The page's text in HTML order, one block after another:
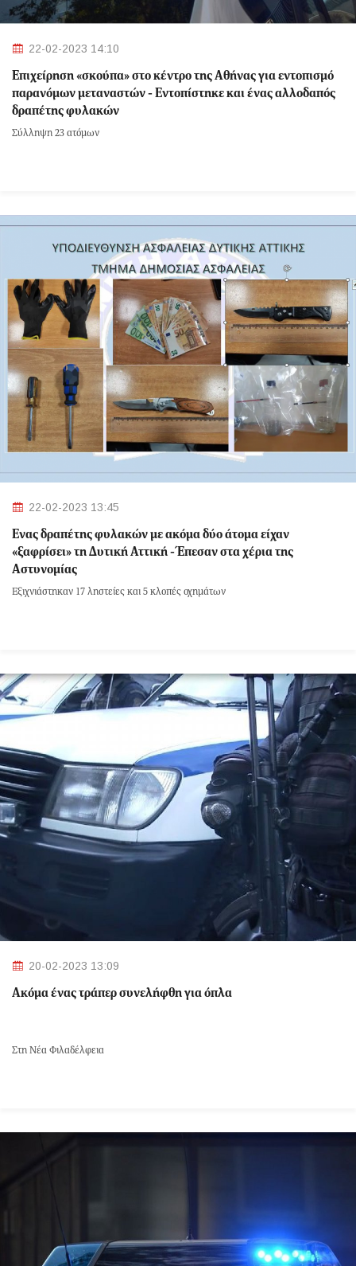
22-02-2023 14:10
Επιχείρηση «σκούπα» στο κέντρο της Αθήνας για εντοπισμό
παρανόμων μεταναστών - Εντοπίστηκε και ένας αλλοδαπός
δραπέτης φυλακών
Σύλληψη 23 ατόμων
22-02-2023 13:45
Ένας δραπέτης φυλακών με ακόμα δύο άτομα είχαν
«ξαφρίσει» τη Δυτική Αττική - Έπεσαν στα χέρια της
Αστυνομίας
Εξιχνιάστηκαν 17 ληστείες και 5 κλοπές οχημάτων
20-02-2023 13:09
Ακόμα ένας τράπερ συνελήφθη για όπλα
Στη Νέα Φιλαδέλφεια